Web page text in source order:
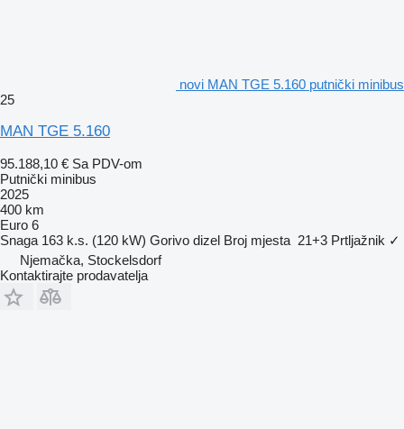
novi MAN TGE 5.160 putnički minibus
25
MAN TGE 5.160
95.188,10 € Sa PDV-om
Putnički minibus
2025
400 km
Euro 6
Snaga 163 k.s. (120 kW) Gorivo dizel Broj mjesta 21+3 Prtljažnik ✓
Njemačka, Stockelsdorf
Kontaktirajte prodavatelja